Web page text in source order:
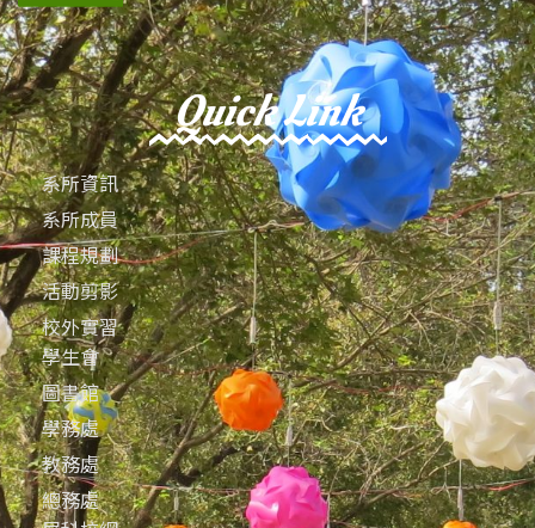
Quick Link
系所資訊
系所成員
課程規劃
活動剪影
校外實習
學生會
圖書館
學務處
教務處
總務處